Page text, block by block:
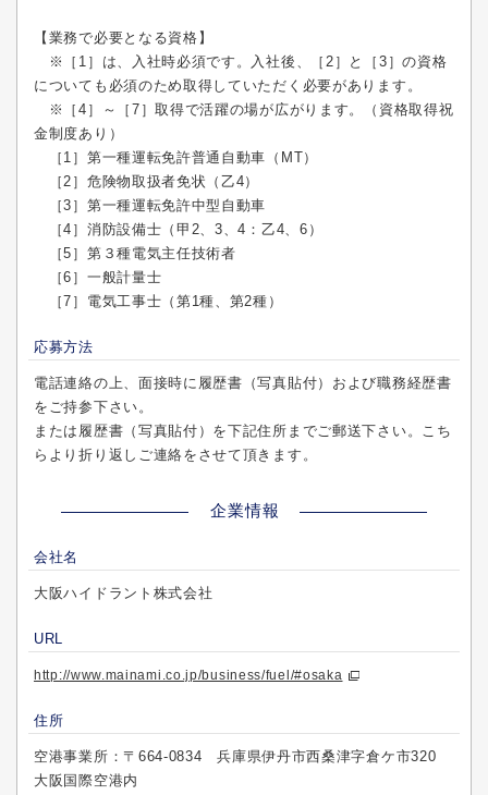
【業務で必要となる資格】
※［1］は、入社時必須です。入社後、［2］と［3］の資格
についても必須のため取得していただく必要があります。
※［4］～［7］取得で活躍の場が広がります。（資格取得祝
金制度あり）
［1］第一種運転免許普通自動車（MT）
［2］危険物取扱者免状（乙4）
［3］第一種運転免許中型自動車
［4］消防設備士（甲2、3、4：乙4、6）
［5］第３種電気主任技術者
［6］一般計量士
［7］電気工事士（第1種、第2種）
応募方法
電話連絡の上、面接時に履歴書（写真貼付）および職務経歴書
をご持参下さい。
または履歴書（写真貼付）を下記住所までご郵送下さい。こち
らより折り返しご連絡をさせて頂きます。
企業情報
会社名
大阪ハイドラント株式会社
URL
http://www.mainami.co.jp/business/fuel/#osaka
住所
空港事業所：〒664-0834 兵庫県伊丹市西桑津字倉ケ市320
大阪国際空港内